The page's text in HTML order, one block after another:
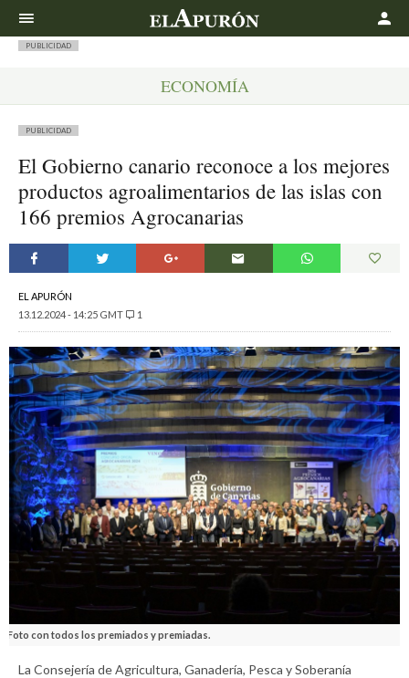
PUBLICIDAD
ECONOMÍA
PUBLICIDAD
El Gobierno canario reconoce a los mejores
productos agroalimentarios de las islas con
166 premios Agrocanarias
EL APURÓN
13.12.2024 - 14:25 GMT
1
Foto con todos los premiados y premiadas.
La Consejería de Agricultura, Ganadería, Pesca y Soberanía